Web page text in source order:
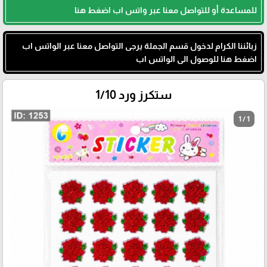
للمساعدة أو للتواصل معنا عبر واتس اب اضغط هنا
زبائننا الكرام لدخول قسم الجملة يرجى التواصل معنا عبر الواتس اب
اضغط هنا للوصول الى الواتس اب
ستكرز ورد 1/10
1 / 1